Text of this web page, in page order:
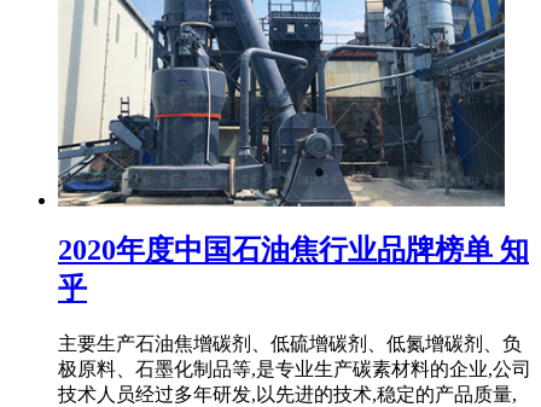
2020年度中国石油焦行业品牌榜单 知
乎
主要生产石油焦增碳剂、低硫增碳剂、低氮增碳剂、负
极原料、石墨化制品等,是专业生产碳素材料的企业,公司
技术人员经过多年研发,以先进的技术,稳定的产品质量,